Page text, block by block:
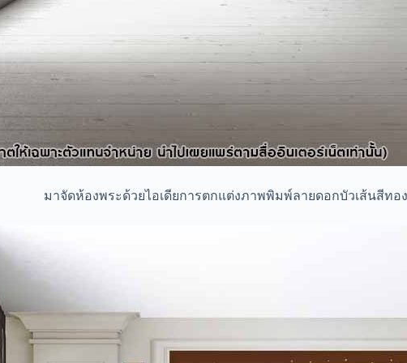
มาจัดห้องพระด้วยไอเดียการตกแต่งภาพพิมพ์ลายดอกบัวเส้นสีทอง